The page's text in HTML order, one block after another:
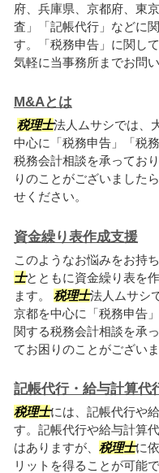
府、兵庫県、京都府、東
査」「記帳代行」などに
す。「税務申告」に関し
気軽に当事務所までお問
M&Aとは
税理士法人ムサシでは、
中心に「税務申告」「税
税務会計相談を承ってお
りのことがございました
せください。
資金繰り表作成支援
このようなお悩みをお持
士とともに資金繰り表を
ます。 税理士法人ムサシ
京都を中心に「税務申告
関する税務会計相談を承
てお困りのことがござい
記帳代行・給与計算代
税理士には、記帳代行や
す。記帳代行や給与計算
はありますが、 税理士に
リットを得ることが可能